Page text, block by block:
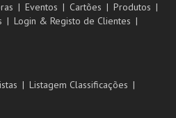
Eventos Cartões
Produtos
Login & Registo de Clientes
Listagem Classificações